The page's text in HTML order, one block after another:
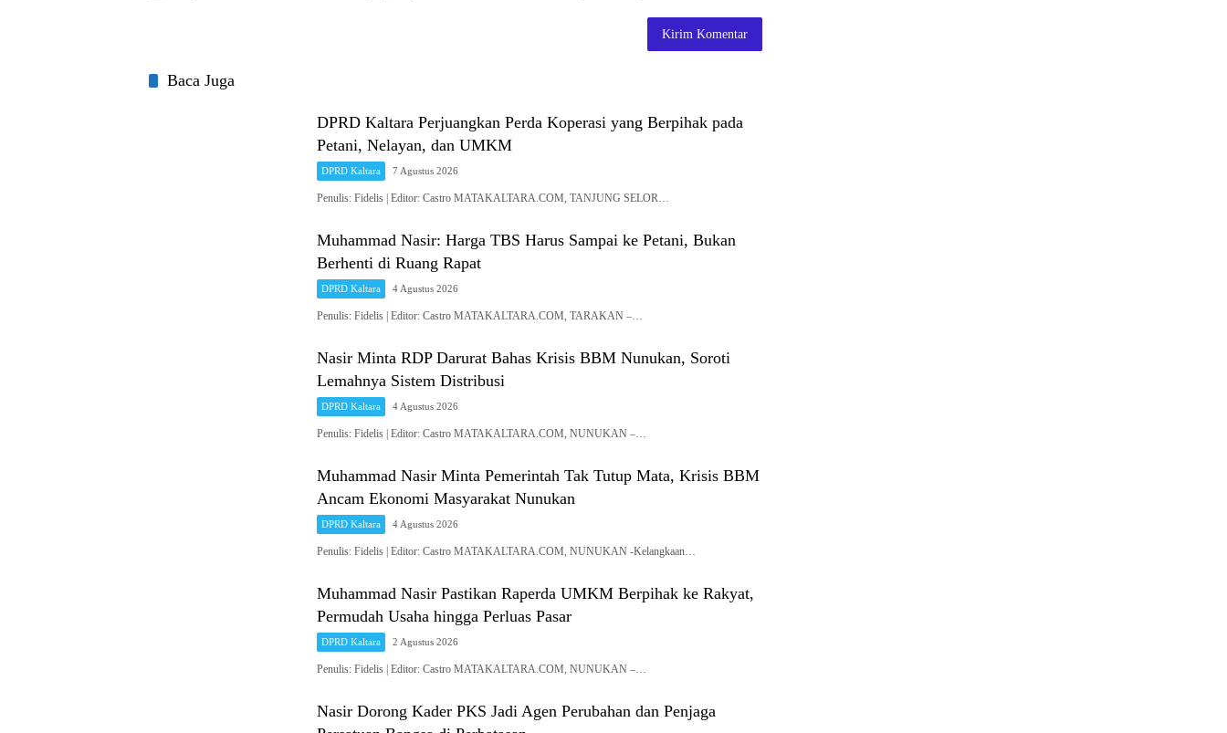
Baca Juga
DPRD Kaltara Perjuangkan Perda Koperasi yang Berpihak pada
Petani, Nelayan, dan UMKM
DPRD Kaltara 7 Agustus 2026
Penulis: Fidelis | Editor: Castro MATAKALTARA.COM, TANJUNG SELOR…
Muhammad Nasir: Harga TBS Harus Sampai ke Petani, Bukan
Berhenti di Ruang Rapat
DPRD Kaltara 4 Agustus 2026
Penulis: Fidelis | Editor: Castro MATAKALTARA.COM, TARAKAN –…
Nasir Minta RDP Darurat Bahas Krisis BBM Nunukan, Soroti
Lemahnya Sistem Distribusi
DPRD Kaltara 4 Agustus 2026
Penulis: Fidelis | Editor: Castro MATAKALTARA.COM, NUNUKAN –…
Muhammad Nasir Minta Pemerintah Tak Tutup Mata, Krisis BBM
Ancam Ekonomi Masyarakat Nunukan
DPRD Kaltara 4 Agustus 2026
Penulis: Fidelis | Editor: Castro MATAKALTARA.COM, NUNUKAN -Kelangkaan…
Muhammad Nasir Pastikan Raperda UMKM Berpihak ke Rakyat,
Permudah Usaha hingga Perluas Pasar
DPRD Kaltara 2 Agustus 2026
Penulis: Fidelis | Editor: Castro MATAKALTARA.COM, NUNUKAN –…
Nasir Dorong Kader PKS Jadi Agen Perubahan dan Penjaga